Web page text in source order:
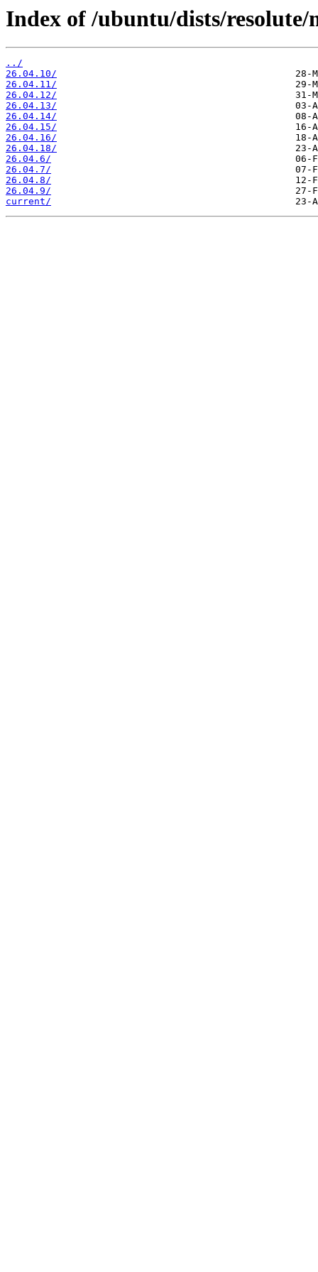
Index of /ubuntu/dists/
../
26.04.10/
26.04.11/
26.04.12/
26.04.13/
26.04.14/
26.04.15/
26.04.16/
26.04.18/
26.04.6/
26.04.7/
26.04.8/
26.04.9/
current/